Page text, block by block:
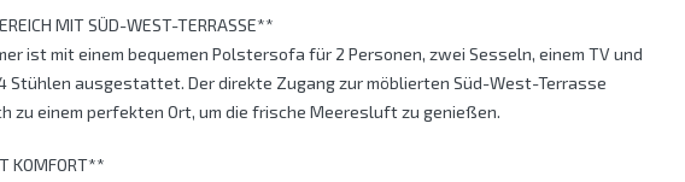
MIT SÜD-WEST-TERRASSE**
ist mit einem bequemen Polstersofa für 2 Personen, zwei Sesseln, einem TV und
Stühlen ausgestattet. Der direkte Zugang zur möblierten Süd-West-Terrasse
zu einem perfekten Ort, um die frische Meeresluft zu genießen.
KOMFORT**